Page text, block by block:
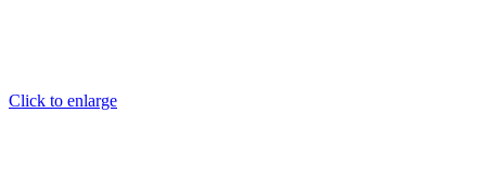
Click to enlarge